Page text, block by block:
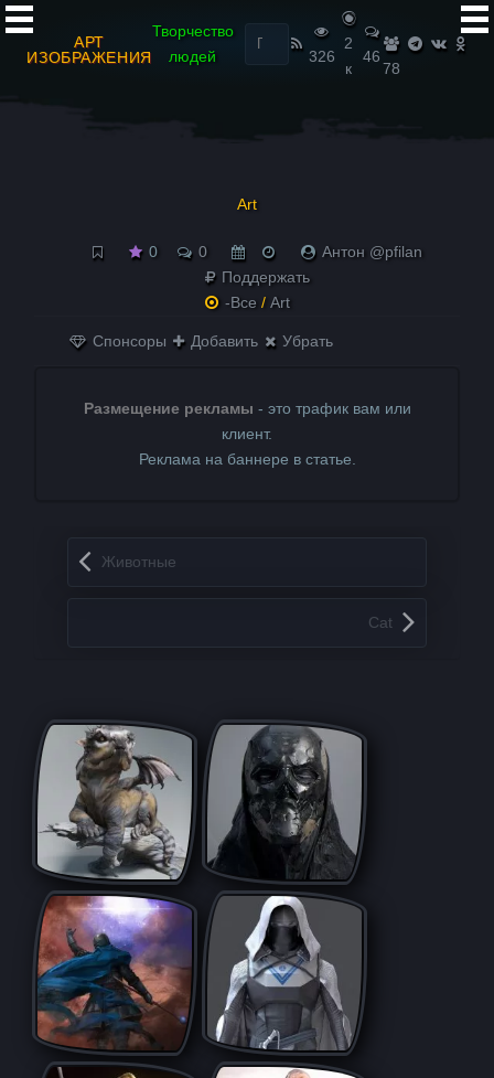
АРТ
ИЗОБРАЖЕНИЯ
Творчество
людей
Найти:
326
2
к
46
78
Art
0 0
Антон @pfilan
Поддержать
-Все / Art
Спонсоры Добавить Убрать
Размещение рекламы - это трафик вам или
клиент.
Реклама на баннере в статье.
Запись навигация
Животные
Cat